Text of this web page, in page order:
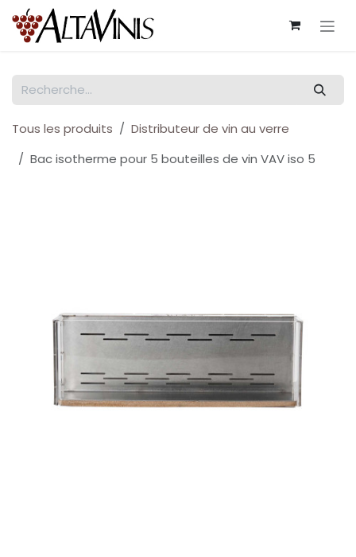
Se rendre au contenu
Tous les produits
Distributeur de vin au verre
Bac isotherme pour 5 bouteilles de vin VAV iso 5